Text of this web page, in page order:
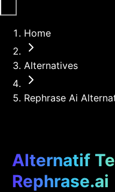
Home
Alternatives
Rephrase Ai
Alternatif
Rephrase.ai